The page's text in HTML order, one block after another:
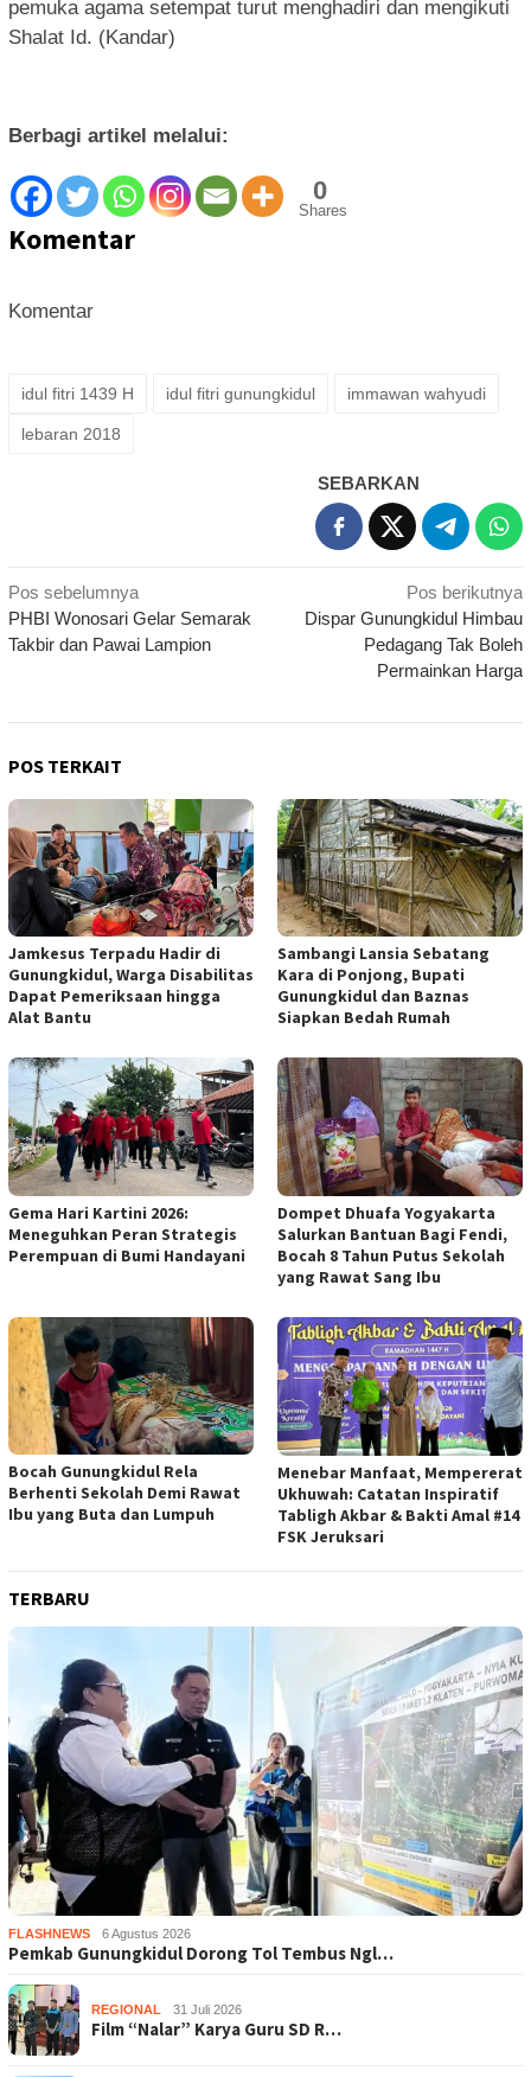
pemuka agama setempat turut menghadiri dan mengikuti
Shalat Id. (Kandar)
Berbagi artikel melalui:
0
Shares
Komentar
Komentar
idul fitri 1439 H idul fitri gunungkidul immawan wahyudi
lebaran 2018
SEBARKAN
Navigasi
pos
Pos sebelumnya
PHBI Wonosari Gelar Semarak
Takbir dan Pawai Lampion
Pos berikutnya
Dispar Gunungkidul Himbau
Pedagang Tak Boleh
Permainkan Harga
POS TERKAIT
Jamkesus Terpadu Hadir di
Gunungkidul, Warga Disabilitas
Dapat Pemeriksaan hingga
Alat Bantu
Sambangi Lansia Sebatang
Kara di Ponjong, Bupati
Gunungkidul dan Baznas
Siapkan Bedah Rumah
Gema Hari Kartini 2026:
Meneguhkan Peran Strategis
Perempuan di Bumi Handayani
Dompet Dhuafa Yogyakarta
Salurkan Bantuan Bagi Fendi,
Bocah 8 Tahun Putus Sekolah
yang Rawat Sang Ibu
Bocah Gunungkidul Rela
Berhenti Sekolah Demi Rawat
Ibu yang Buta dan Lumpuh
Menebar Manfaat, Mempererat
Ukhuwah: Catatan Inspiratif
Tabligh Akbar & Bakti Amal #14
FSK Jeruksari
TERBARU
FLASHNEWS 6 Agustus 2026
Pemkab Gunungkidul Dorong Tol Tembus Ngl…
REGIONAL 31 Juli 2026
Film “Nalar” Karya Guru SD R…